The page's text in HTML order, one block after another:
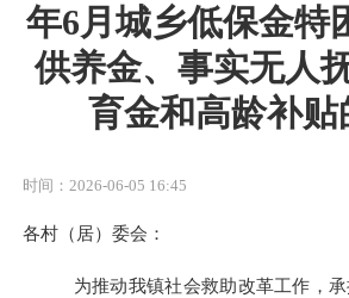
年6月城乡低保金特
供养金、事实无人
育金和高龄补贴
时间：2026-06-05 16:45
各村 （居） 委会：
为推动我镇社会救助改革工作，